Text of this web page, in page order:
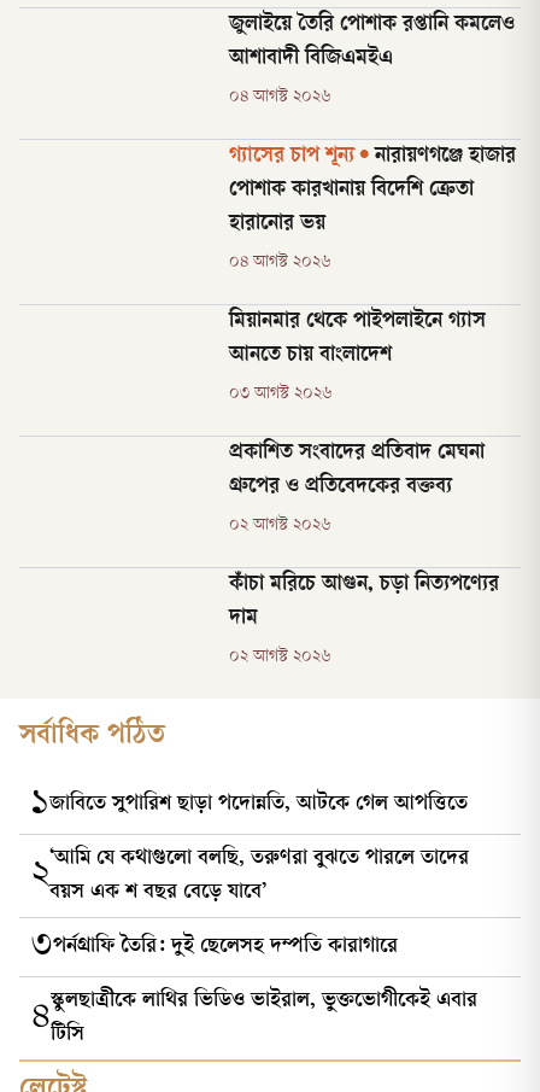
জুলাইয়ে তৈরি পোশাক রপ্তানি কমলেও
আশাবাদী বিজিএমইএ
০৪ আগস্ট ২০২৬
গ্যাসের চাপ শূন্য • নারায়ণগঞ্জে হাজার
পোশাক কারখানায় বিদেশি ক্রেতা
হারানোর ভয়
০৪ আগস্ট ২০২৬
মিয়ানমার থেকে পাইপলাইনে গ্যাস
আনতে চায় বাংলাদেশ
০৩ আগস্ট ২০২৬
প্রকাশিত সংবাদের প্রতিবাদ মেঘনা
গ্রুপের ও প্রতিবেদকের বক্তব্য
০২ আগস্ট ২০২৬
কাঁচা মরিচে আগুন, চড়া নিত্যপণ্যের
দাম
০২ আগস্ট ২০২৬
সর্বাধিক পঠিত
১জাবিতে সুপারিশ ছাড়া পদোন্নতি, আটকে গেল আপত্তিতে
২‘আমি যে কথাগুলো বলছি, তরুণরা বুঝতে পারলে তাদের
বয়স এক শ বছর বেড়ে যাবে’
৩পর্নগ্রাফি তৈরি: দুই ছেলেসহ দম্পতি কারাগারে
৪স্কুলছাত্রীকে লাথির ভিডিও ভাইরাল, ভুক্তভোগীকেই এবার
টিসি